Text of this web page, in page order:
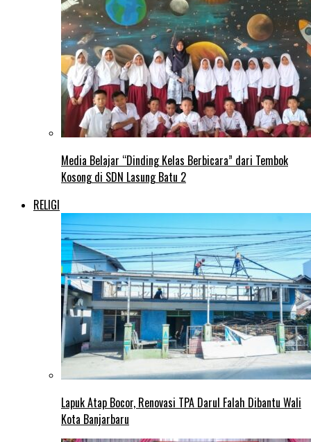
Media Belajar “Dinding Kelas Berbicara” dari Tembok
Kosong di SDN Lasung Batu 2
RELIGI
Lapuk Atap Bocor, Renovasi TPA Darul Falah Dibantu Wali
Kota Banjarbaru